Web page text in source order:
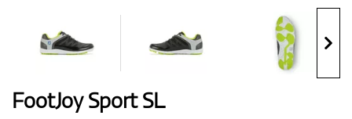
Bags
FootJoy Sport SL